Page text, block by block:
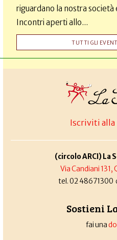
riguardano la nostra società
Incontri aperti allo...
TUTTI GLI
Iscriviti
(circolo ARCI) La
Via Candiani
tel. 02 48671300
Sostieni
fai una